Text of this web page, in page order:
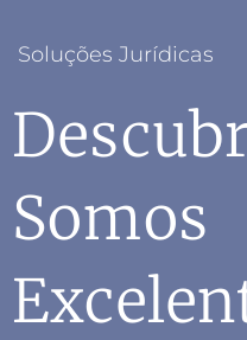
Soluções Jurídicas
Somos